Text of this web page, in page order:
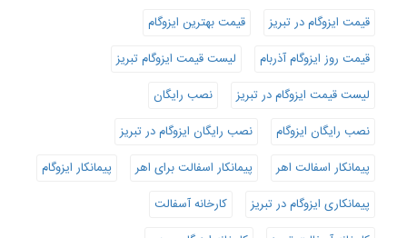
قیمت ایزوگام در تبریز
قیمت بهترین ایزوگام
قیمت روز ایزوگام آذربام
لیست قیمت ایزوگام تبریز
لیست قیمت ایزوگام در تبریز
نصب رایگان
نصب رایگان ایزوگام
نصب رایگان ایزوگام در تبریز
پیمانکار اسفالت اهر
پیمانکار اسفالت برای اهر
پیمانکار ایزوگام
پیمانکاری ایزوگام در تبریز
کارخانه آسفالت